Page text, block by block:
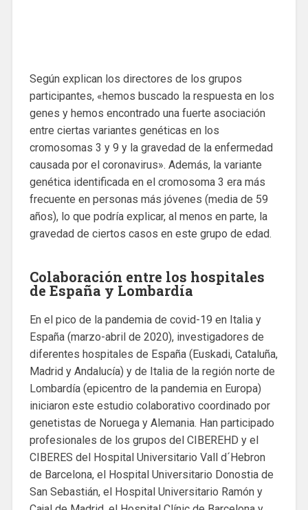
Según explican los directores de los grupos
participantes, «hemos buscado la respuesta en los
genes y hemos encontrado una fuerte asociación
entre ciertas variantes genéticas en los
cromosomas 3 y 9 y la gravedad de la enfermedad
causada por el coronavirus». Además, la variante
genética identificada en el cromosoma 3 era más
frecuente en personas más jóvenes (media de 59
años), lo que podría explicar, al menos en parte, la
gravedad de ciertos casos en este grupo de edad.
Colaboración entre los hospitales
de España y Lombardía
En el pico de la pandemia de covid-19 en Italia y
España (marzo-abril de 2020), investigadores de
diferentes hospitales de España (Euskadi, Cataluña,
Madrid y Andalucía) y de Italia de la región norte de
Lombardía (epicentro de la pandemia en Europa)
iniciaron este estudio colaborativo coordinado por
genetistas de Noruega y Alemania. Han participado
profesionales de los grupos del CIBEREHD y el
CIBERES del Hospital Universitario Vall d´Hebron
de Barcelona, el Hospital Universitario Donostia de
San Sebastián, el Hospital Universitario Ramón y